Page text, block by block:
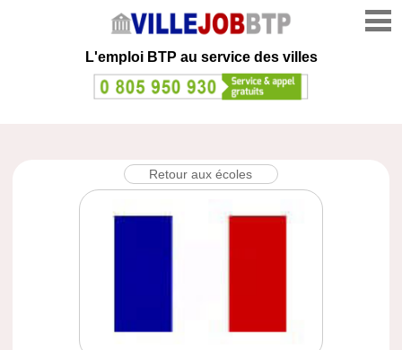
L'emploi BTP au service des villes
Retour aux écoles